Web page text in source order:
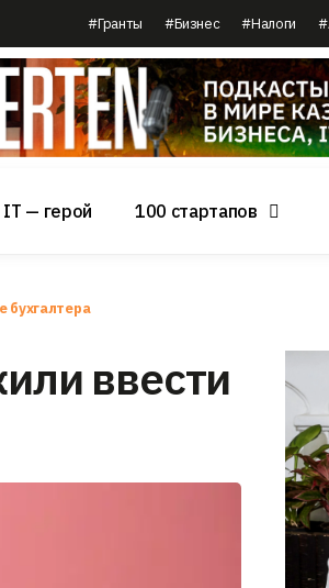
#Гранты #Бизнес #Налоги
IT — герой 100 стартапов
бухгалтера
ввести